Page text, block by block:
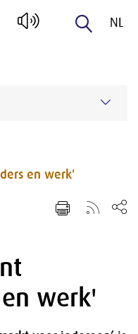
NL
en werk'
werk'